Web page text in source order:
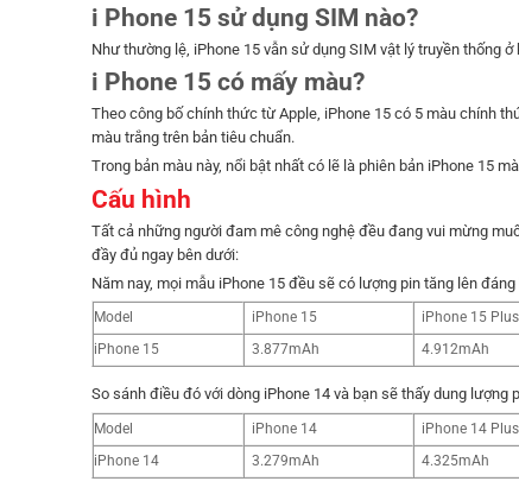
i Phone 15 sử dụng SIM nào?
Như thường lệ, iPhone 15 vẫn sử dụng SIM vật lý truyền thống
i Phone 15 có mấy màu?
Theo công bố chính thức từ Apple, iPhone 15 có 5 màu chính
màu trắng trên bản tiêu chuẩn.
Trong bản màu này, nổi bật nhất có lẽ là phiên bản iPhone 15
Cấu hình
Tất cả những người đam mê công nghệ đều đang vui mừng
đầy đủ ngay bên dưới:
Năm nay, mọi mẫu iPhone 15 đều sẽ có lượng pin tăng lên
Model iPhone 15 iPhone 15 Plus
iPhone 15
3.877mAh 4.912mAh
So sánh điều đó với dòng iPhone 14 và bạn sẽ thấy dung lượng
Model iPhone 14 iPhone 14 Plus
iPhone 14
3.279mAh 4.325mAh